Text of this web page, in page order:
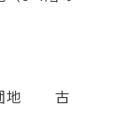
地 古